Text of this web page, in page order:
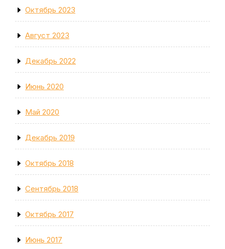
Октябрь 2023
Август 2023
Декабрь 2022
Июнь 2020
Май 2020
Декабрь 2019
Октябрь 2018
Сентябрь 2018
Октябрь 2017
Июнь 2017